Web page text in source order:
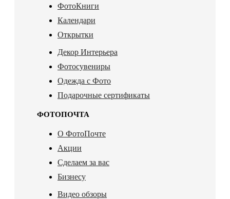
ФотоКниги
Календари
Открытки
Декор Интерьера
Фотосувениры
Одежда с Фото
Подарочные сертификаты
ФОТОПОЧТА
О ФотоПочте
Акции
Сделаем за вас
Бизнесу
Видео обзоры